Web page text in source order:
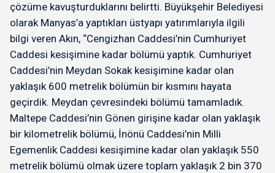
çözüme kavuşturduklarını belirtti. Büyükşehir Belediyesi
olarak Manyas’a yaptıkları üstyapı yatırımlarıyla ilgili
bilgi veren Akın, “Cengizhan Caddesi’nin Cumhuriyet
Caddesi kesişimine kadar bölümü yaptık. Cumhuriyet
Caddesi’nin Meydan Sokak kesişimine kadar olan
yaklaşık 600 metrelik bölümün bir kısmını hayata
geçirdik. Meydan çevresindeki bölümü tamamladık.
Maltepe Caddesi’nin Gönen girişine kadar olan yaklaşık
bir kilometrelik bölümü, İnönü Caddesi’nin Milli
Egemenlik Caddesi kesişimine kadar olan yaklaşık 550
metrelik bölümü olmak üzere toplam yaklaşık 2 bin 370